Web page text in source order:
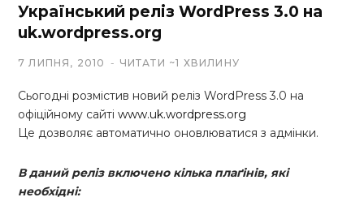
Український реліз WordPress 3.0 на
uk.wordpress.org
7 ЛИПНЯ, 2010 ЧИТАТИ ~1 ХВИЛИНУ
Сьогодні розмістив новий реліз WordPress 3.0 на
офіційному сайті www.uk.wordpress.org
Це дозволяє автоматично оновлюватися з адмінки.
В даний реліз включено кілька плаґінів, які
необхідні: